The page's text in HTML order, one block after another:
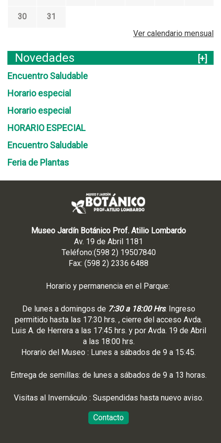
30
31
Ver calendario mensual
Novedades
[+]
Encuentro Saludable
Horario especial
Horario especial
HORARIO ESPECIAL
Encuentro Saludable
Feria de Plantas
Museo Jardín Botánico Prof. Atilio Lombardo
Av. 19 de Abril 1181
Teléfono:(598 2) 19507840
Fax: (598 2) 2336 6488
Horario y permanencia en el Parque:
De lunes a domingos de 7:30 a 18:00 Hrs. Ingreso
permitido hasta las 17:30 hrs. , cierre del acceso Avda.
Luis A. de Herrera a las 17:45 hrs. y por Avda. 19 de Abril
a las 18:00 hrs.
Horario del Museo : Lunes a sábados de 9 a 15:45.
Entrega de semillas: de lunes a sábados de 9 a 13 horas.
Visitas al Invernáculo : Suspendidas hasta nuevo aviso.
Contacto